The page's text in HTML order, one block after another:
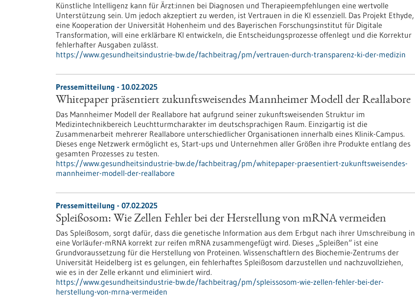
Künstliche Intelligenz kann für Ärzt:innen bei Diagnosen und Therapieempfehlungen eine wertvolle
Unterstützung sein. Um jedoch akzeptiert zu werden, ist Vertrauen in die KI essenziell. Das Projekt Ethyde,
eine Kooperation der Universität Hohenheim und des Bayerischen Forschungsinstitut für Digitale
Transformation, will eine erklärbare KI entwickeln, die Entscheidungsprozesse offenlegt und die Korrektur
fehlerhafter Ausgaben zulässt.
https://www.gesundheitsindustrie-bw.de/fachbeitrag/pm/vertrauen-durch-transparenz-ki-der-medizin
Pressemitteilung - 10.02.2025
Whitepaper präsentiert zukunftsweisendes Mannheimer Modell der Reallabore
Das Mannheimer Modell der Reallabore hat aufgrund seiner zukunftsweisenden Struktur im
Medizintechnikbereich Leuchtturmcharakter im deutschsprachigen Raum. Einzigartig ist die
Zusammenarbeit mehrerer Reallabore unterschiedlicher Organisationen innerhalb eines Klinik-Campus.
Dieses enge Netzwerk ermöglicht es, Start-ups und Unternehmen aller Größen ihre Produkte entlang des
gesamten Prozesses zu testen.
https://www.gesundheitsindustrie-bw.de/fachbeitrag/pm/whitepaper-praesentiert-zukunftsweisendes-
mannheimer-modell-der-reallabore
Pressemitteilung - 07.02.2025
Spleißosom: Wie Zellen Fehler bei der Herstellung von mRNA vermeiden
Das Spleißosom, sorgt dafür, dass die genetische Information aus dem Erbgut nach ihrer Umschreibung in
eine Vorläufer-mRNA korrekt zur reifen mRNA zusammengefügt wird. Dieses „Spleißen“ ist eine
Grundvoraussetzung für die Herstellung von Proteinen. Wissenschaftlern des Biochemie-Zentrums der
Universität Heidelberg ist es gelungen, ein fehlerhaftes Spleißosom darzustellen und nachzuvollziehen,
wie es in der Zelle erkannt und eliminiert wird.
https://www.gesundheitsindustrie-bw.de/fachbeitrag/pm/spleissosom-wie-zellen-fehler-bei-der-
herstellung-von-mrna-vermeiden